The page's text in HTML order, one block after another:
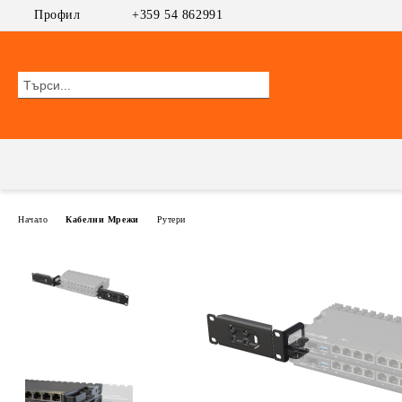
Профил +359 54 862991
Начало Кабелни Мрежи Рутери